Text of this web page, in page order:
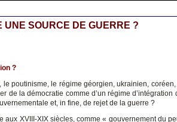
UNE SOURCE DE GUERRE ?
?
le poutinisme, le régime géorgien, ukrainien,
de la démocratie comme d’un régime d’intégration
et, in fine, de rejet de la guerre ?
aux XVIII-XIX siècles, comme « gouvernement du